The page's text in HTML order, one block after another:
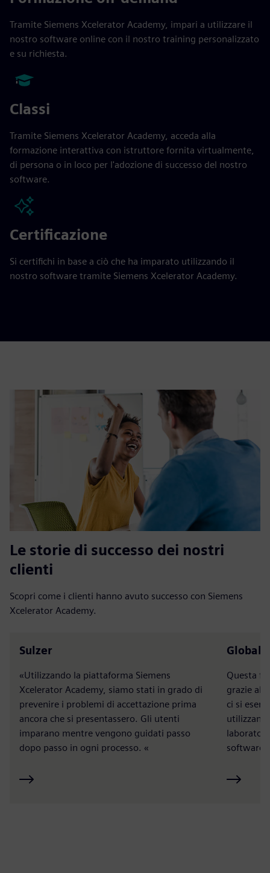
Tramite Siemens Xcelerator Academy, impari a utilizzare il
nostro software online con il nostro training personalizzato
e su richiesta.
Classi
Tramite Siemens Xcelerator Academy, acceda alla
formazione interattiva con istruttore fornita virtualmente,
di persona o in loco per l'adozione di successo del nostro
software.
Certificazione
Si certifichi in base a ciò che ha imparato utilizzando il
nostro software tramite Siemens Xcelerator Academy.
Le storie di successo dei nostri
clienti
Scopri come i clienti hanno avuto successo con Siemens
Xcelerator Academy.
Sulzer
«Utilizzando la piattaforma Siemens
Xcelerator Academy, siamo stati in grado di
prevenire i problemi di accettazione prima
ancora che si presentassero. Gli utenti
imparano mentre vengono guidati passo
dopo passo in ogni processo. «
Global
Questa
grazie
ci si
software